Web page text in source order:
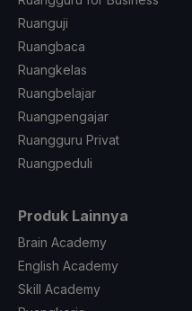
Ruanguji
Ruangbaca
Ruangkelas
Ruangbelajar
Ruangpengajar
Ruangguru Privat
Ruangpeduli
Produk Lainnya
Brain Academy
English Academy
Skill Academy